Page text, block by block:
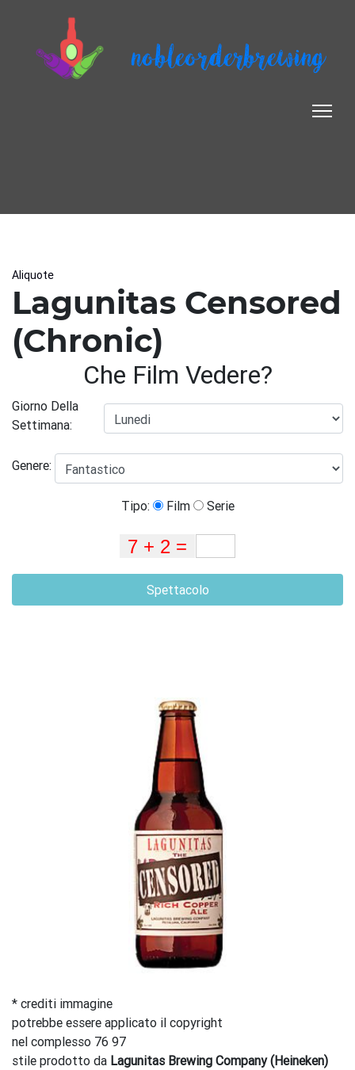
nobleorderbrewing
Aliquote
Lagunitas Censored
(Chronic)
Che Film Vedere?
Giorno Della
Settimana:
Genere:
Tipo: Film Serie
Spettacolo
* crediti immagine
potrebbe essere applicato il copyright
nel complesso 76 97
stile prodotto da Lagunitas Brewing Company (Heineken)